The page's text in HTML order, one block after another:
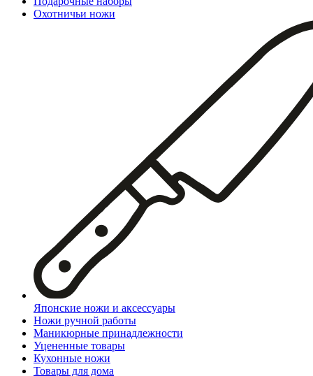
Охотничьи ножи
Японские ножи и аксессуары
Ножи ручной работы
Маникюрные принадлежности
Уцененные товары
Кухонные ножи
Товары для дома